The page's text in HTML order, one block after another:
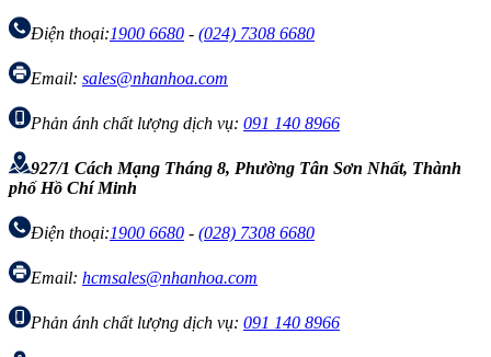
Điện thoại:1900 6680 - (024) 7308 6680
Email: sales@nhanhoa.com
Phản ánh chất lượng dịch vụ: 091 140 8966
927/1 Cách Mạng Tháng 8, Phường Tân Sơn Nhất, Thành
phố Hồ Chí Minh
Điện thoại:1900 6680 - (028) 7308 6680
Email: hcmsales@nhanhoa.com
Phản ánh chất lượng dịch vụ: 091 140 8966